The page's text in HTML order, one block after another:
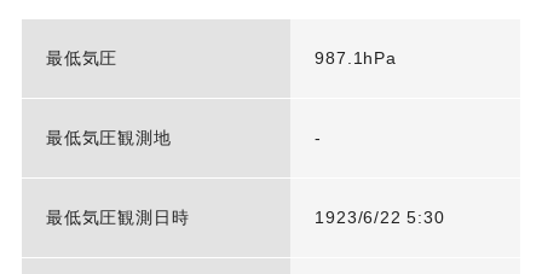
最低気圧 987.1hPa
最低気圧観測地 -
最低気圧観測日時 1923/6/22 5:30